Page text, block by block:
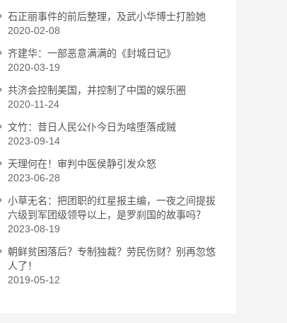
石正丽事件的前后整理，及武小华博士打脸她
2020-02-08
齐建华：一部恶意满满的《封城日记》
2020-03-19
共济会控制美国，并控制了中国的娱乐圈
2020-11-24
文竹：昔日人民公仆今日为啥堕落成贼
2023-09-14
天理何在！审判中医侯静引发众怒
2023-06-28
小草无名：把团职的红星报主编，一夜之间提拔
六级到军团级领导以上，是罗刹国的故事吗？
2023-08-19
朝鲜贫困落后？专制独裁？劳民伤财？别再忽悠
人了！
2019-05-12